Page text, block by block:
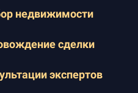
недвижимости
сделки
экспертов